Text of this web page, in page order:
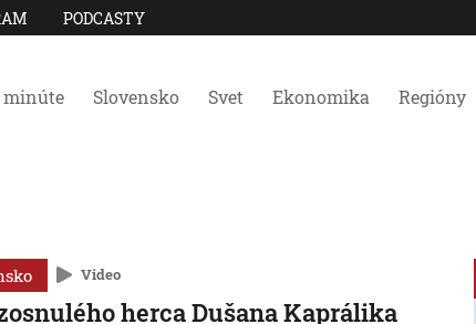
PODCASTY
minúte Slovensko Svet Ekonomika Regióny
Video
herca Dušana Kaprálika